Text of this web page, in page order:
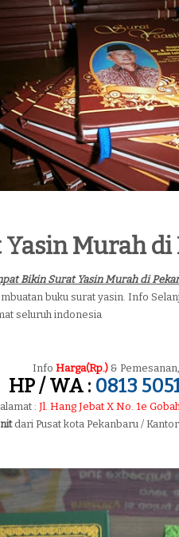
Yasin Murah
Bikin Surat Yasin Murah di
buku surat yasin . Info
seluruh indonesia
Info Harga(Rp.) & Pemesanan,
HP / WA : 0813
alamat : Jl. Hang Jebat X No. 1e
dari Pusat kota Pekanbaru /